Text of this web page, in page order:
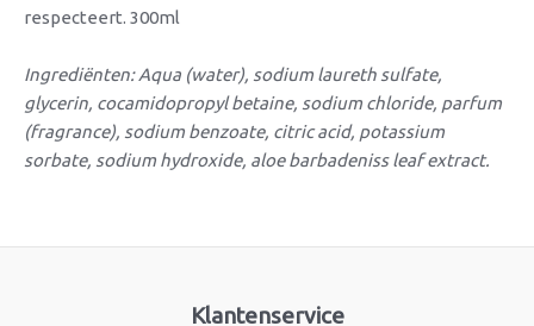
respecteert. 300ml
Ingrediënten: Aqua (water), sodium laureth sulfate,
glycerin, cocamidopropyl betaine, sodium chloride, parfum
(fragrance), sodium benzoate, citric acid, potassium
sorbate, sodium hydroxide, aloe barbadeniss leaf extract.
Klantenservice